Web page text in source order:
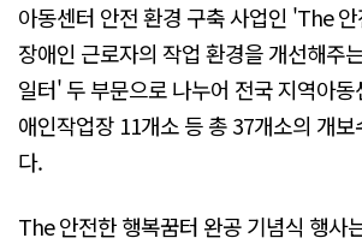
아동센터 안전 환경 구축 사업인 'The
장애인 근로자의 작업 환경을 개선해주
일터' 두 부문으로 나누어 전국 지역아
애인작업장 11개소 등 총 37개소의 개
다.
The 안전한 행복꿈터 완공 기념식 행사